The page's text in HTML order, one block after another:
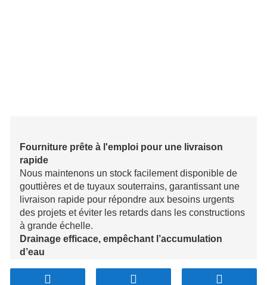
Fourniture prête à l'emploi pour une livraison
rapide
Nous maintenons un stock facilement disponible de
gouttières et de tuyaux souterrains, garantissant une
livraison rapide pour répondre aux besoins urgents
des projets et éviter les retards dans les constructions
à grande échelle.
Drainage efficace, empêchant l’accumulation
d’eau
efficacement les fortes pluies et le ruissellement de